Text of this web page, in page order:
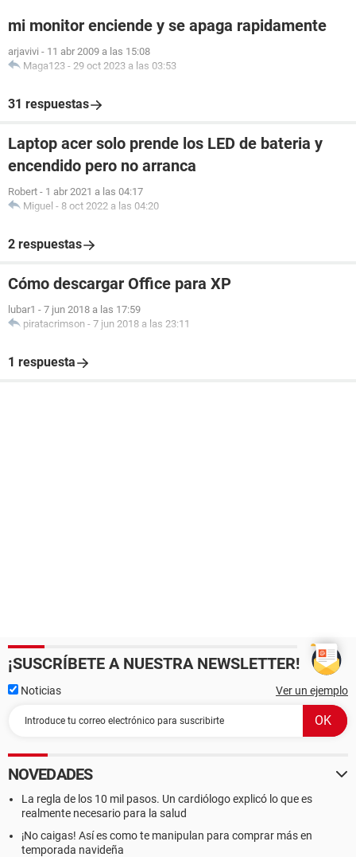
mi monitor enciende y se apaga rapidamente
arjavivi - 11 abr 2009 a las 15:08
Maga123 - 29 oct 2023 a las 03:53
31 respuestas
Laptop acer solo prende los LED de bateria y
encendido pero no arranca
Robert - 1 abr 2021 a las 04:17
Miguel - 8 oct 2022 a las 04:20
2 respuestas
Cómo descargar Office para XP
lubar1 - 7 jun 2018 a las 17:59
piratacrimson - 7 jun 2018 a las 23:11
1 respuesta
¡SUSCRÍBETE A NUESTRA NEWSLETTER!
Noticias Ver un ejemplo
NOVEDADES
La regla de los 10 mil pasos. Un cardiólogo explicó lo que es
realmente necesario para la salud
¡No caigas! Así es como te manipulan para comprar más en
temporada navideña